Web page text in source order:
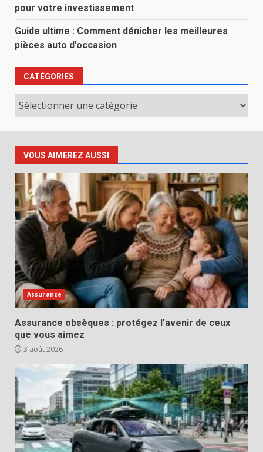
pour votre investissement
Guide ultime : Comment dénicher les meilleures
pièces auto d’occasion
CATÉGORIES
Catégories
VOUS AIMEREZ AUSSI
Assurance
Assurance obsèques : protégez l’avenir de ceux
que vous aimez
3 août 2026